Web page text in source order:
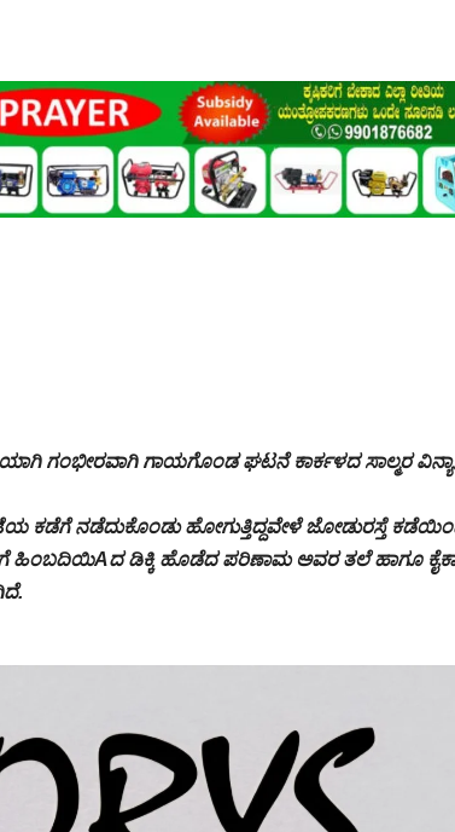
ಗಂಭೀರವಾಗಿ ಗಾಯಗೊಂಡ ಘಟನೆ ಕಾರ್ಕಳದ ಸಾಲ್ಮರ
ಕಡೆಗೆ ನಡೆದುಕೊಂಡು ಹೋಗುತ್ತಿದ್ದವೇಳೆ ಜೋಡುರಸ್ತೆ
ಹಿಂಬದಿಯಿAದ ಡಿಕ್ಕಿ ಹೊಡೆದ ಪರಿಣಾಮ ಅವರ ತಲೆ ಹಾಗೂ